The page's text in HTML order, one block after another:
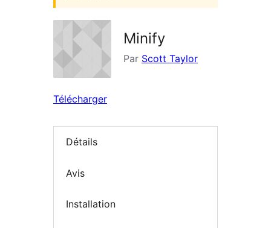
Minify
Par Scott Taylor
Télécharger
Détails
Avis
Installation